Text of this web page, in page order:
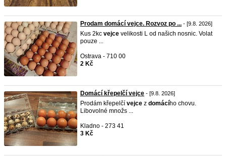
Prodam domácí vejce. Rozvoz po ... - [9.8. 2026]
Kus 2kc vejce velikosti L od našich nosnic. Volat
pouze ...
Ostrava - 710 00
2 Kč
Domácí křepelčí vejce - [9.8. 2026]
Prodám křepelčí vejce z domácího chovu.
Libovolné množs ...
Kladno - 273 41
3 Kč